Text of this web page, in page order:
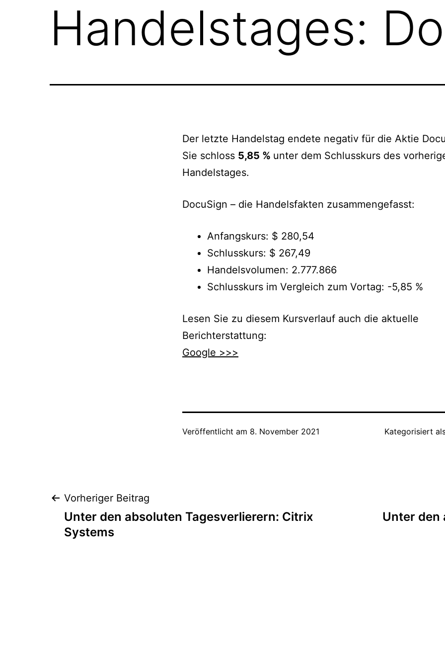
Handelstages:
Der letzte Handelstag endete negativ für die Aktie
Sie schloss 5,85 % unter dem Schlusskurs des
Handelstages.
DocuSign – die Handelsfakten zusammengefasst:
Anfangskurs: $ 280,54
Schlusskurs: $ 267,49
Handelsvolumen: 2.777.866
Schlusskurs im Vergleich zum Vortag: -5,85 %
Lesen Sie zu diesem Kursverlauf auch die aktuelle
Berichterstattung:
Google >>>
Veröffentlicht am 8. November 2021 Kategorisiert
Beitragsnavigation
Vorheriger Beitrag
Unter den absoluten Tagesverlierern: Citrix
Systems
Unter den